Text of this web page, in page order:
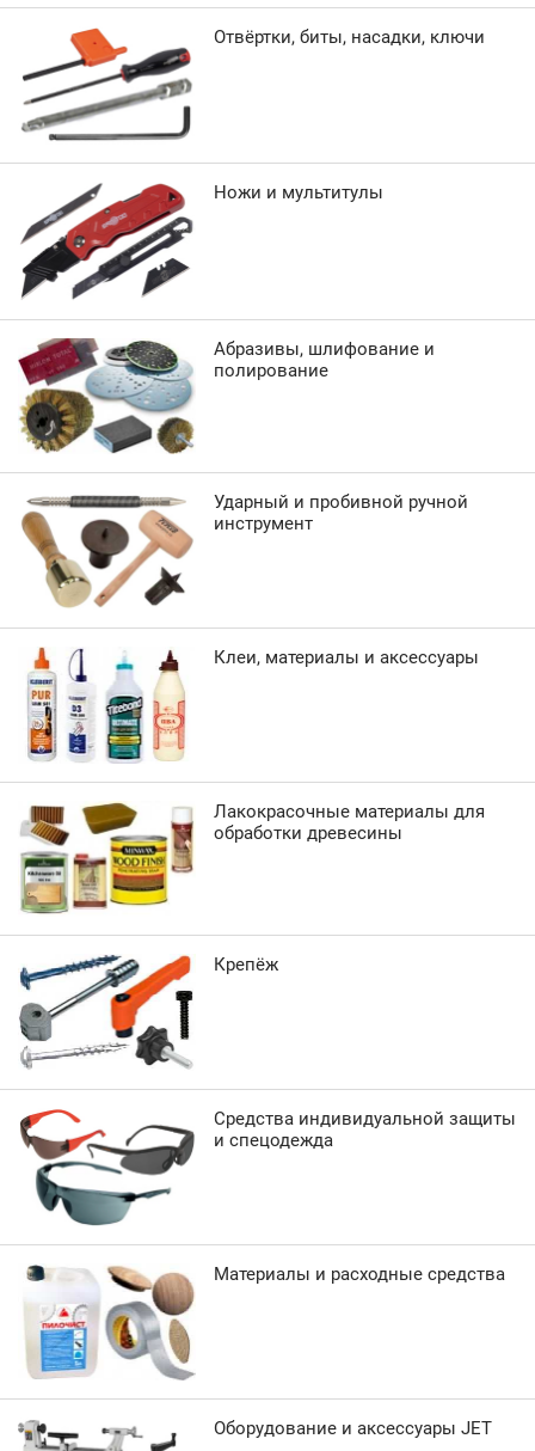
Отвёртки, биты, насадки, ключи
Ножи и мультитулы
Абразивы, шлифование и
полирование
Ударный и пробивной ручной
инструмент
Клеи, материалы и аксессуары
Лакокрасочные материалы для
обработки древесины
Крепёж
Средства индивидуальной защиты
и спецодежда
Материалы и расходные средства
Оборудование и аксессуары JET